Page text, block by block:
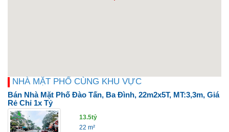
NHÀ MẶT PHỐ CÙNG KHU VỰC
Bán Nhà Mặt Phố Đào Tấn, Ba Đình, 22m2x5T, MT:3,3m, Giá
Rẻ Chỉ 1x Tỷ
13.5tỷ
22 m²